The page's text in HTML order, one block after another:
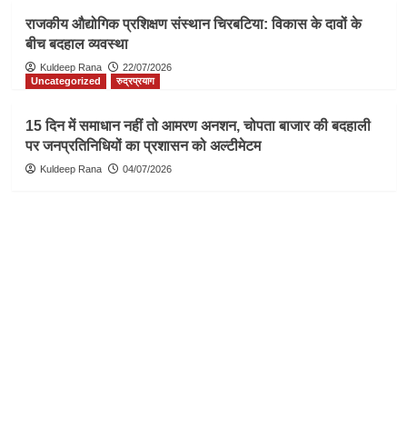
राजकीय औद्योगिक प्रशिक्षण संस्थान चिरबटिया: विकास के दावों के
बीच बदहाल व्यवस्था
Kuldeep Rana
22/07/2026
Uncategorized
रुद्रप्रयाग
15 दिन में समाधान नहीं तो आमरण अनशन, चोपता बाजार की बदहाली
पर जनप्रतिनिधियों का प्रशासन को अल्टीमेटम
Kuldeep Rana 04/07/2026